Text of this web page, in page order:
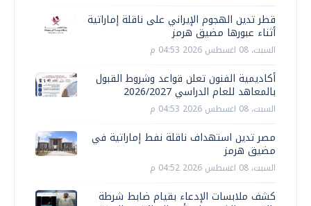
قطر تدين الهجوم الإيراني على ناقلة إماراتية
أثناء عبورها مضيق هرمز
السبت، 08 اغسطس 2026 04:53 م
أكاديمية الفنون تعلن قواعد وشروط القبول
بالمعاهد للعام الدراسي 2026/2027
السبت، 08 اغسطس 2026 04:53 م
مصر تدين استهداف ناقلة نفط إماراتية في
مضيق هرمز
السبت، 08 اغسطس 2026 04:52 م
كشف ملابسات الإدعاء بقيام ضابط شرطة